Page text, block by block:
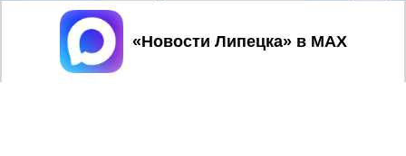
При использовании любого материала с данного сайта
Принять